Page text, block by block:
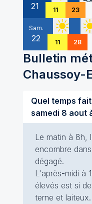
21 11 23
Sam.
22 11 28
Bulletin
Chaussoy-
Quel temps
samedi 8
Le matin à 8h,
encombre
dégagé.
L'après-midi à
élevés est si
terne et laiteux.